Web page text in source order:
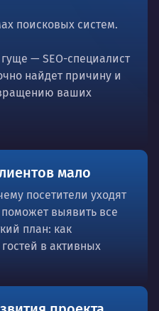
поисковых систем.
— SEO-специалист
найдет причину и
ваших
мало
посетители уходят
выявить все
план: как
в активных